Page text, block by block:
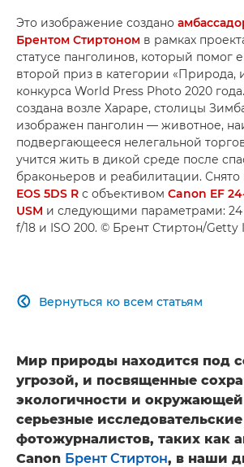
Это изображение создано
Брентом Стиртоном в рамках
статусе панголинов, который помог
второй приз в категории «Природа,
конкурса World Press Photo 2020
создана возле Хараре, столицы
изображен панголин — животное,
подвергающееся нелегальной
учится жить в дикой среде после
браконьеров и реабилитации. Снято
EOS 5DS R с объективом Canon EF
USM и следующими параметрами: 24
f/18 и ISO 200. © Брент Стиртон/Getty
Вернуться ко всем статьям

Мир природы находится под
угрозой, и посвященные
экологичности и
серьезные
фотожурналистов, таких как
Canon Брент Стиртон, в наши